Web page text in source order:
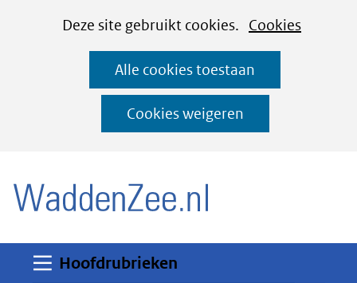
CookiesDeze site gebruikt cookies. Cookies
deze
worden
Alle cookies toestaan
Cookies weigeren
Ga
naar
de
inhoud
Hoofdrubrieken